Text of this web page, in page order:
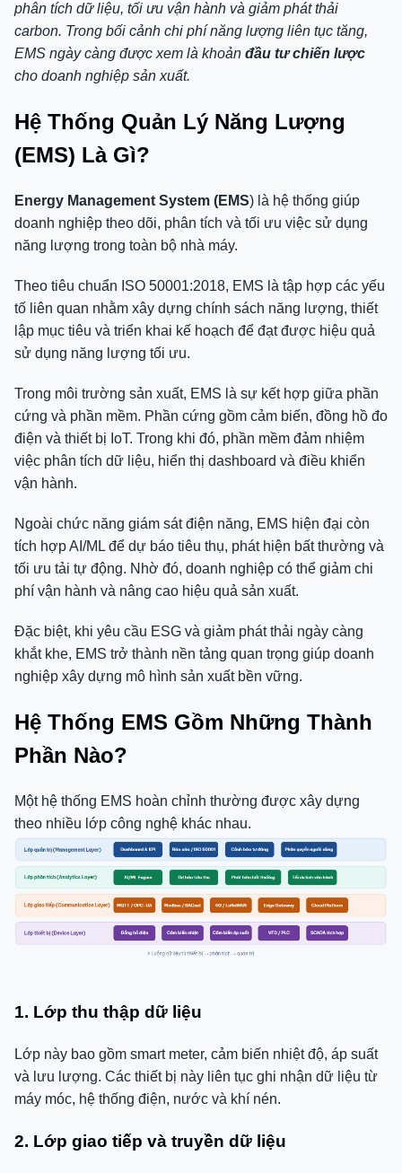
phân tích dữ liệu, tối ưu vận hành và giảm phát thải
carbon. Trong bối cảnh chi phí năng lượng liên tục tăng,
EMS ngày càng được xem là khoản đầu tư chiến lược
cho doanh nghiệp sản xuất.
Hệ Thống Quản Lý Năng Lượng
(EMS) Là Gì?
Energy Management System (EMS) là hệ thống giúp
doanh nghiệp theo dõi, phân tích và tối ưu việc sử dụng
năng lượng trong toàn bộ nhà máy.
Theo tiêu chuẩn ISO 50001:2018, EMS là tập hợp các yếu
tố liên quan nhằm xây dựng chính sách năng lượng, thiết
lập mục tiêu và triển khai kế hoạch để đạt được hiệu quả
sử dụng năng lượng tối ưu.
Trong môi trường sản xuất, EMS là sự kết hợp giữa phần
cứng và phần mềm. Phần cứng gồm cảm biến, đồng hồ đo
điện và thiết bị IoT. Trong khi đó, phần mềm đảm nhiệm
việc phân tích dữ liệu, hiển thị dashboard và điều khiển
vận hành.
Ngoài chức năng giám sát điện năng, EMS hiện đại còn
tích hợp AI/ML để dự báo tiêu thụ, phát hiện bất thường và
tối ưu tải tự động. Nhờ đó, doanh nghiệp có thể giảm chi
phí vận hành và nâng cao hiệu quả sản xuất.
Đặc biệt, khi yêu cầu ESG và giảm phát thải ngày càng
khắt khe, EMS trở thành nền tảng quan trọng giúp doanh
nghiệp xây dựng mô hình sản xuất bền vững.
Hệ Thống EMS Gồm Những Thành
Phần Nào?
Một hệ thống EMS hoàn chỉnh thường được xây dựng
theo nhiều lớp công nghệ khác nhau.
1. Lớp thu thập dữ liệu
Lớp này bao gồm smart meter, cảm biến nhiệt độ, áp suất
và lưu lượng. Các thiết bị này liên tục ghi nhận dữ liệu từ
máy móc, hệ thống điện, nước và khí nén.
2. Lớp giao tiếp và truyền dữ liệu